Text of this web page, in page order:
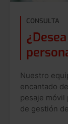
CONSULTA
Nuestro
encantado
pesaje móvil
de gestión